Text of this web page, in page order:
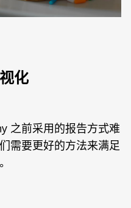
化
之前采用的报告方式难
需要更好的方法来满足